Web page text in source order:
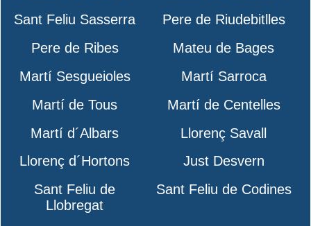
Sant Feliu Sasserra
Pere de Riudebitlles
Pere de Ribes
Mateu de Bages
Martí Sesgueioles
Martí Sarroca
Martí de Tous
Martí de Centelles
Martí d´Albars
Llorenç Savall
Llorenç d´Hortons
Just Desvern
Sant Feliu de
Llobregat
Sant Feliu de Codines